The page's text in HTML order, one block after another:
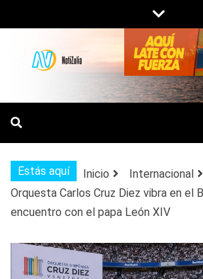
al
contenido
NOTICIAS DEL
DE INTERÉS
Estás aquí Inicio
Internacional
Orquesta Carlos Cruz Diez vibra en el
encuentro con el papa León XIV